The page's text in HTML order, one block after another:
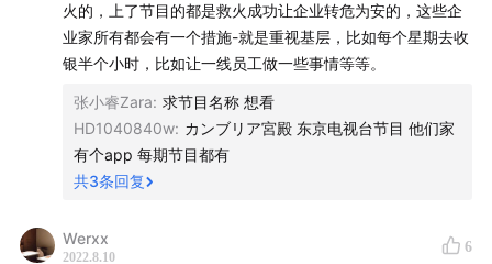
- 第一个现象是有可能到了那个加二，他也是个伪中层。
- 老板的利益是否跟一线的员工的利益一致
如何在面试的时候，闭坑？
- 这个公司到底怎样管理，是否存在伪中层土壤
- 我会问你们公司整个的目标是怎么定的？
道
火的，上了节目的都是救火成功让企业转危为安的，这些企
业家所有都会有一个措施-就是重视基层，比如每个星期去收
银半个小时，比如让一线员工做一些事情等等。
张小睿Zara: 求节目名称 想看
HD1040840w: カンブリア宮殿 东京电视台节目 他们家
有个app 每期节目都有
共3条回复
Werxx
2022.8.10
6